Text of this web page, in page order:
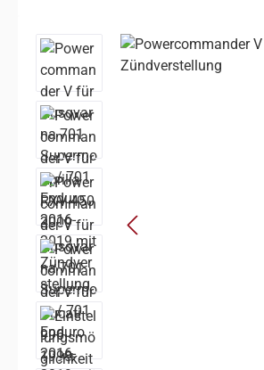
Bildergalerie überspringen